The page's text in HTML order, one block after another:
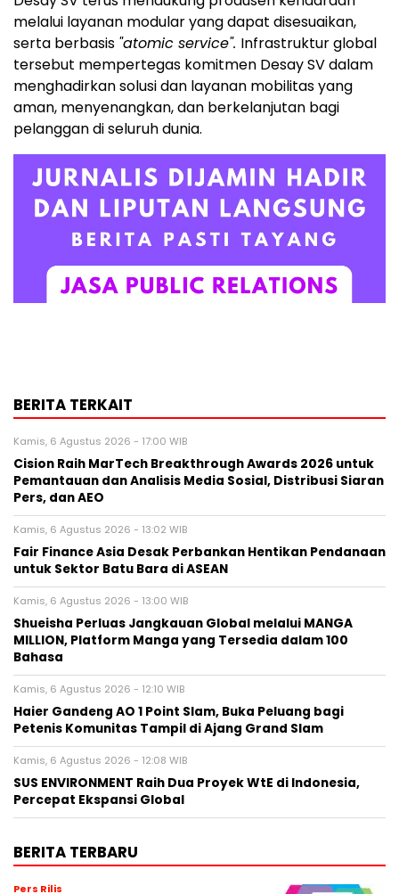
melalui layanan modular yang dapat disesuaikan,
serta berbasis "atomic service". Infrastruktur global
tersebut mempertegas komitmen Desay SV dalam
menghadirkan solusi dan layanan mobilitas yang
aman, menyenangkan, dan berkelanjutan bagi
pelanggan di seluruh dunia.
BERITA TERKAIT
Kamis, 6 Agustus 2026 - 17:00 WIB
Cision Raih MarTech Breakthrough Awards 2026 untuk
Pemantauan dan Analisis Media Sosial, Distribusi Siaran
Pers, dan AEO
Kamis, 6 Agustus 2026 - 13:02 WIB
Fair Finance Asia Desak Perbankan Hentikan Pendanaan
untuk Sektor Batu Bara di ASEAN
Kamis, 6 Agustus 2026 - 13:00 WIB
Shueisha Perluas Jangkauan Global melalui MANGA
MILLION, Platform Manga yang Tersedia dalam 100
Bahasa
Kamis, 6 Agustus 2026 - 12:10 WIB
Haier Gandeng AO 1 Point Slam, Buka Peluang bagi
Petenis Komunitas Tampil di Ajang Grand Slam
Kamis, 6 Agustus 2026 - 12:08 WIB
SUS ENVIRONMENT Raih Dua Proyek WtE di Indonesia,
Percepat Ekspansi Global
BERITA TERBARU
Pers Rilis